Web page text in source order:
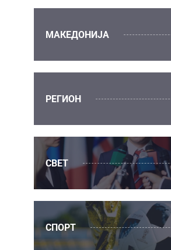
МАКЕДОНИЈА
РЕГИОН
СВЕТ
СПОРТ